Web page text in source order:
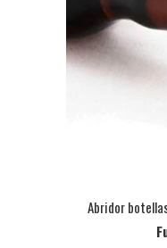
Abridor